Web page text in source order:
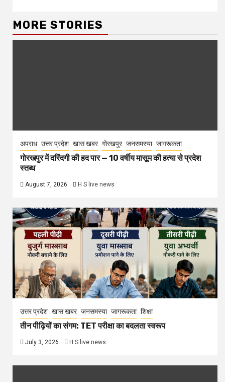
MORE STORIES
अपराध उत्तर प्रदेश खास खबर गोरखपुर जनसमस्या जागरूकता
गोरखपुर में दरिंदगी की हद पार — 10 वर्षीय मासूम की हत्या से प्रदेश
स्तब्ध
August 7, 2026 H S live news
उत्तर प्रदेश खास खबर जनसमस्या जागरूकता शिक्षा
तीन पीढ़ियों का संगम: TET परीक्षा का बदलता स्वरूप
July 3, 2026 H S live news